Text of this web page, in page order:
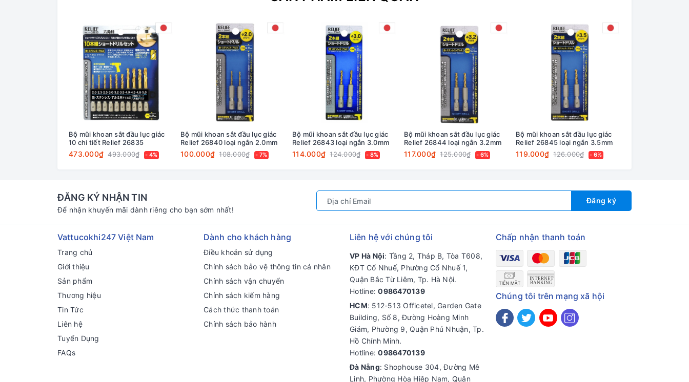
Bộ mũi khoan sắt đầu lục giác
10 chi tiết Relief 26835
473.000₫ 493.000₫ - 4%
Bộ mũi khoan sắt đầu lục giác
Relief 26840 loại ngắn 2.0mm
100.000₫ 108.000₫ - 7%
Bộ mũi khoan sắt đầu lục giác
Relief 26843 loại ngắn 3.0mm
114.000₫ 124.000₫ - 8%
Bộ mũi khoan sắt đầu lục giác
Relief 26844 loại ngắn 3.2mm
117.000₫ 125.000₫ - 6%
Bộ mũi khoan sắt đầu lục giác
Relief 26845 loại ngắn 3.5mm
119.000₫ 126.000₫ - 6%
ĐĂNG KÝ NHẬN TIN
Để nhận khuyến mãi dành riêng cho bạn sớm nhất!
Đăng ký
Vattucokhi247 Việt Nam
Trang chủ
Giới thiệu
Sản phẩm
Thương hiệu
Tin Tức
Liên hệ
Tuyển Dụng
FAQs
Dành cho khách hàng
Điều khoản sử dụng
Chính sách bảo vệ thông tin cá nhân
Chính sách vận chuyển
Chính sách kiểm hàng
Cách thức thanh toán
Chính sách bảo hành
Liên hệ với chúng tôi
VP Hà Nội: Tầng 2, Tháp B, Tòa T608,
KĐT Cổ Nhuế, Phường Cổ Nhuế 1,
Quận Bắc Từ Liêm, Tp. Hà Nội.
Hotline:0986470139
HCM: 512-513 Officetel, Garden Gate
Building, Số 8, Đường Hoàng Minh
Giám, Phường 9, Quận Phú Nhuận, Tp.
Hồ Chính Minh.
Hotline:0986470139
Đà Nẵng: Shophouse 304, Đường Mê
Linh, Phường Hòa Hiệp Nam, Quận
Chấp nhận thanh toán
Chúng tôi trên mạng xã hội